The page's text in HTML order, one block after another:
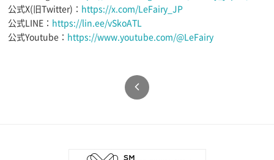
公式X(旧Twitter)： https://x.com/LeFairy_JP
公式LINE： https://lin.ee/vSkoATL
公式Youtube： https://www.youtube.com/@LeFairy